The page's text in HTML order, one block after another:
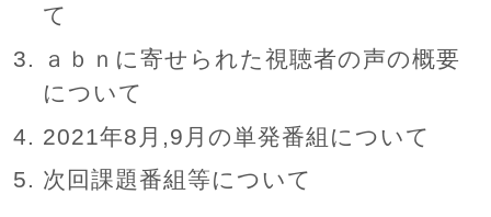
て
ａｂｎに寄せられた視聴者の声の概要
について
2021年8月,9月の単発番組について
次回課題番組等について